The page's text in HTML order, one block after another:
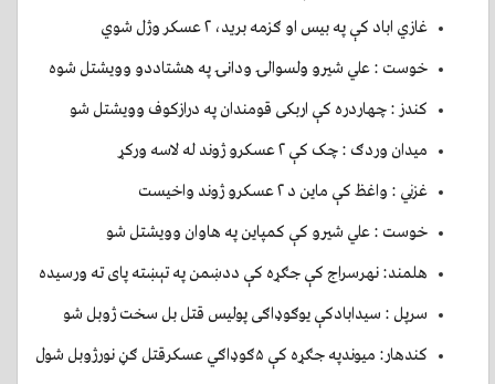
غازي اباد کې په بيس او ګزمه بريد، ۲ عسکر وژل شوي
خوست : علي شيرو ولسوالۍ ودانۍ په هشتاددو وويشتل شوه
کندز : چهاردره کې اربکی قومندان په درازکوف وويشتل شو
ميدان وردګ : چک کې ۲ عسکرو ژوند له لاسه ورکړ
غزني : واغظ کې ماين د ۲ عسکرو ژوند واخيست
خوست : علي شيرو کې کمپاين په هاوان وويشتل شو
هلمند: نهرسراج کې جګړه کې ددښمن په تېښته پای ته ورسیده
سرپل : سیدابادکې یوګوډاګی پولیس قتل بل سخت ژوبل شو
کندهار: میوندپه جګړه کې ۵ګوډاګي عسکرقتل ګڼ نورژوبل شول